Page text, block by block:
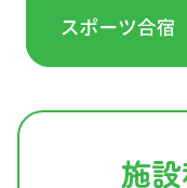
施